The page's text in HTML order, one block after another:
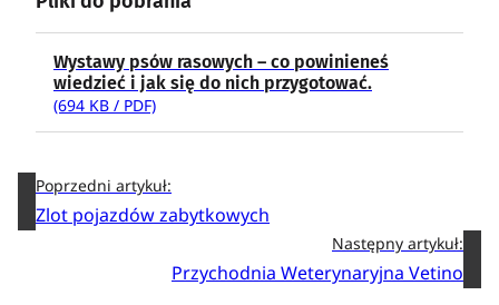
Wystawy psów rasowych – co powinieneś
wiedzieć i jak się do nich przygotować.
(694 KB / PDF)
Poprzedni artykuł:
Zlot pojazdów zabytkowych
Następny artykuł:
Przychodnia Weterynaryjna Vetino